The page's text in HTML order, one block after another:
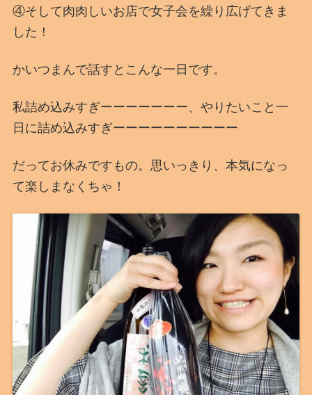
④そして肉肉しいお店で女子会を繰り広げてきま
した！
かいつまんで話すとこんな一日です。
私詰め込みすぎーーーーーーー、やりたいこと一
日に詰め込みすぎーーーーーーーーーー
だってお休みですもの。思いっきり、本気になっ
て楽しまなくちゃ！